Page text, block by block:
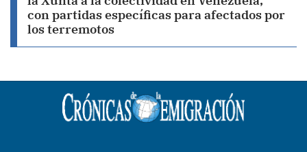
con partidas específicas para afectados por
los terremotos